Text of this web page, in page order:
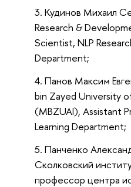
Кудинов Михаил
Research &
Scientist, NLP
Department;
Панов Максим
bin Zayed University
(MBZUAI), Assistant
Learning Department;
Панченко
Сколковский
профессор центра